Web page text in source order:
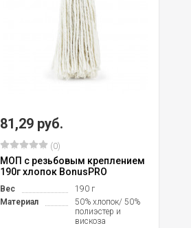
81,29 руб.
(0)
МОП с резьбовым креплением
190г хлопок BonusPRO
Вес
190 г
Материал
50% хлопок/ 50%
полиэстер и
вискоза